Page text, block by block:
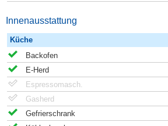
Innenausstattung
Küche
Backofen
E-Herd
Espressomasch.
Gasherd
Gefrierschrank